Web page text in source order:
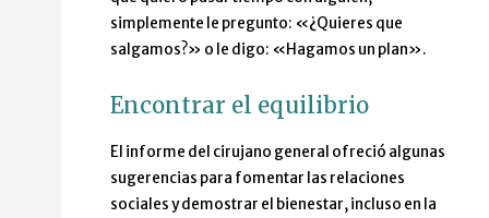
simplemente le pregunto: «¿Quieres que
salgamos?» o le digo: «Hagamos un plan».
Encontrar el equilibrio
El informe del cirujano general ofreció algunas
sugerencias para fomentar las relaciones
sociales y demostrar el bienestar, incluso en la